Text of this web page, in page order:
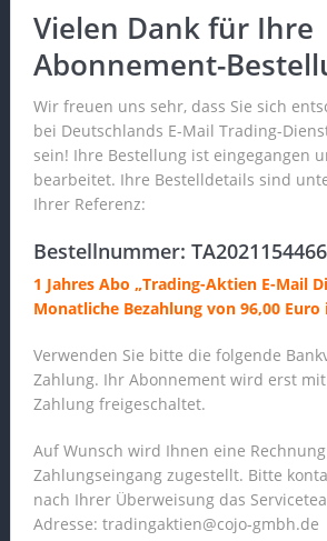
Vielen Dank für Ihre
Abonnement-
Wir freuen uns sehr, dass Sie sich
bei Deutschlands E-Mail Trading-
sein! Ihre Bestellung ist eingegangen
bearbeitet. Ihre Bestelldetails sind
Ihrer Referenz:
Bestellnummer: TA2021154466
1 Jahres Abo „Trading-Aktien E-Mail
Monatliche Bezahlung von 96,00
Verwenden Sie bitte die folgende
Zahlung. Ihr Abonnement wird erst
Zahlung freigeschaltet.
Auf Wunsch wird Ihnen eine
Zahlungseingang zugestellt. Bitte
nach Ihrer Überweisung das
Adresse: tradingaktien@cojo-gmbh.de